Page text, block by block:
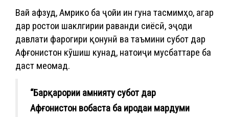
Вай афзуд, Амрико ба ҷойи ин гуна тасмимҳо, агар
дар ростои шаклгирии раванди сиёсӣ, эҷоди
давлати фарогири қонунӣ ва таъмини субот дар
Афғонистон кӯшиш кунад, натоиҷи мусбаттаре ба
даст меомад.
“Барқарории амнияту субот дар
Афғонистон вобаста ба иродаи мардуми